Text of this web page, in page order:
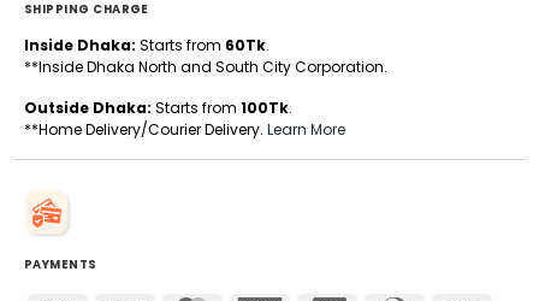
SHIPPING CHARGE
Inside Dhaka: Starts from 60Tk.
**Inside Dhaka North and South City Corporation.
Outside Dhaka: Starts from 100Tk.
**Home Delivery/Courier Delivery. Learn More
PAYMENTS